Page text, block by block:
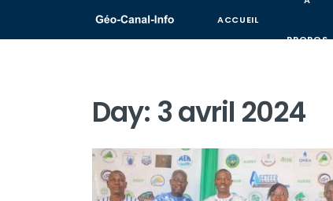
ACCUEIL
PROPOS
Day: 3 avril 2024